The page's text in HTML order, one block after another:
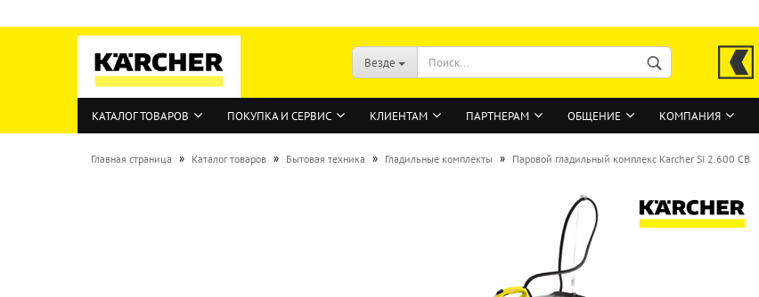
ВОЙТИ
Регистрация на сайте
Забыли пароль?
Везде
КАТАЛОГ ТОВАРОВ ПОКУПКА И СЕРВИС КЛИЕНТАМ ПАРТНЕРАМ ОБЩЕНИЕ КОМПАНИЯ
Главная страница » Каталог товаров » Бытовая техника » Гладильные комплекты » Паровой гладильный комплекс Karcher SI 2.600 CB